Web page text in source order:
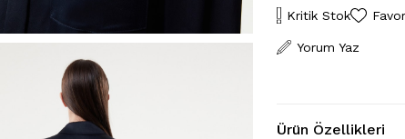
Kritik Stok
Yorum Yaz
Ürün Özellikleri